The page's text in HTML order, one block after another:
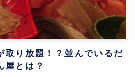
取り放題！？並んでいるだ
屋とは？